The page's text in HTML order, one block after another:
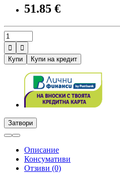
51.85 €


Купи
Купи на кредит
Затвори
Описание
Консумативи
Отзиви (0)